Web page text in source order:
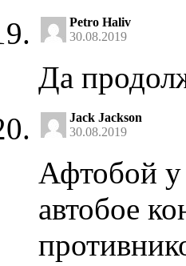
Petro Haliv
30.08.2019
Да
Jack Jackson
30.08.2019
Афтобой у
автобое